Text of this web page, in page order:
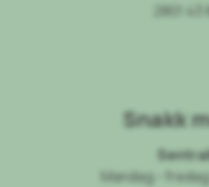
2801 43
Snakk
Mandag -